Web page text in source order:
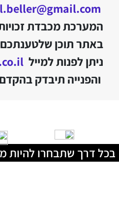
המערכת מכבדת
באתר תוכן שלטענתכם
ניתן לפנות למייל
והפנייה תיבדק
בכל דרך שתבחרו להיות